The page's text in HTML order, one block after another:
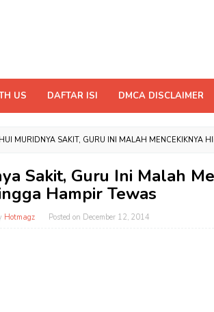
US DAFTAR ISI DMCA DISCLAIMER
MURIDNYA SAKIT, GURU INI MALAH MENCEKIKNYA
Sakit, Guru Ini Malah
Hampir Tewas
Hotmagz Posted on December 12, 2014